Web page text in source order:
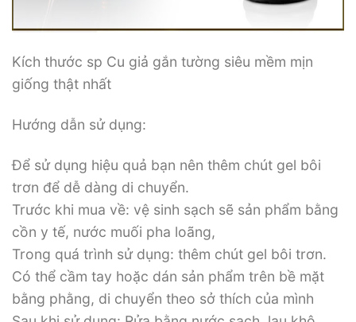
Kích thước sp Cu giả gắn tường siêu mềm mịn
giống thật nhất
Hướng dẫn sử dụng:
Để sử dụng hiệu quả bạn nên thêm chút gel bôi
trơn để dễ dàng di chuyển.
Trước khi mua về: vệ sinh sạch sẽ sản phẩm bằng
cồn y tế, nước muối pha loãng,
Trong quá trình sử dụng: thêm chút gel bôi trơn.
Có thể cầm tay hoặc dán sản phẩm trên bề mặt
bằng phằng, di chuyển theo sở thích của mình